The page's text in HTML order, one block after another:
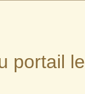
portail